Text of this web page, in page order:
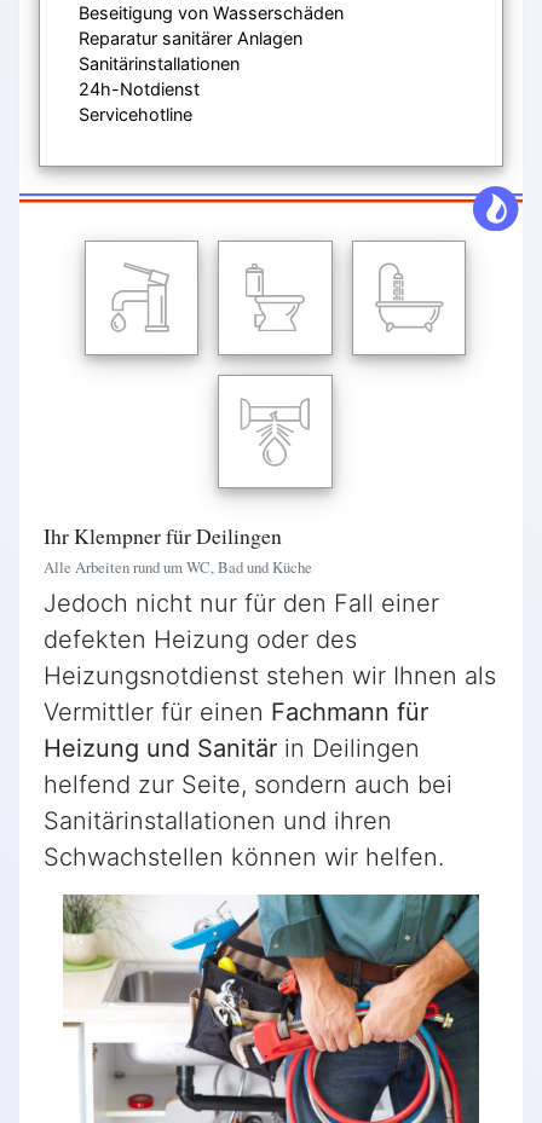
Beseitigung von Wasserschäden
Reparatur sanitärer Anlagen
Sanitärinstallationen
24h-Notdienst
Servicehotline
Ihr Klempner für Deilingen
Alle Arbeiten rund um WC, Bad und Küche
Jedoch nicht nur für den Fall einer
defekten Heizung oder des
Heizungsnotdienst stehen wir Ihnen als
Vermittler für einen Fachmann für
Heizung und Sanitär in Deilingen
helfend zur Seite, sondern auch bei
Sanitärinstallationen und ihren
Schwachstellen können wir helfen.